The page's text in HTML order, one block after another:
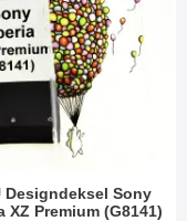
Designdeksel Sony
XZ Premium (G8141)